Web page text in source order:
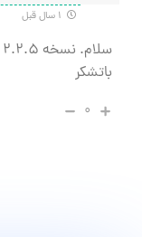
باتشکر
۰